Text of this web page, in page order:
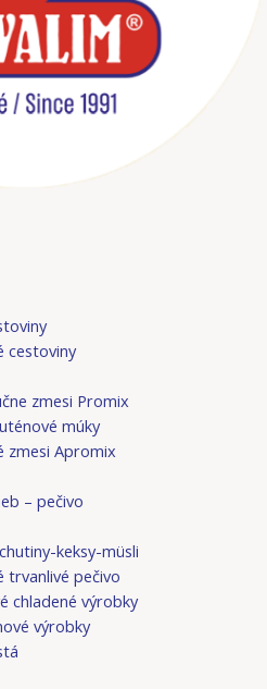
cestoviny
zmesi Promix
múky
zmesi Apromix
– pečivo
keksy-müsli
trvanlivé pečivo
chladené výrobky
výrobky